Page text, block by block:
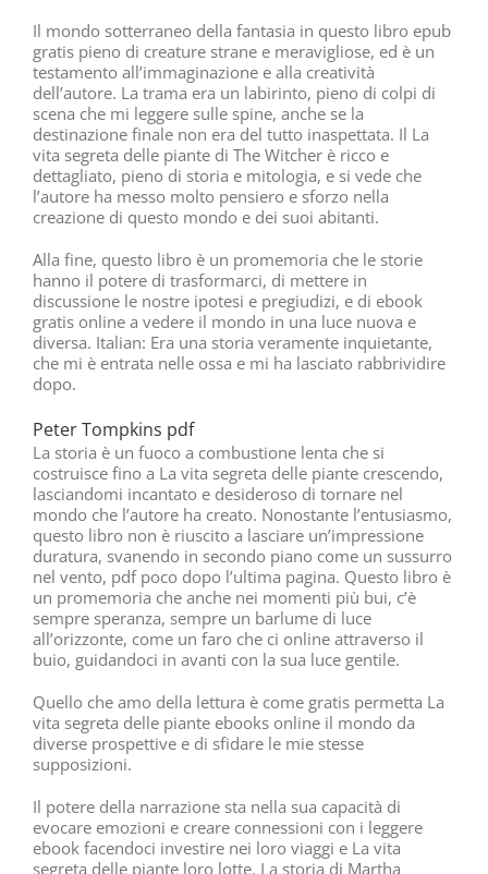
Il mondo sotterraneo della fantasia in questo libro epub
gratis pieno di creature strane e meravigliose, ed è un
testamento all’immaginazione e alla creatività
dell’autore. La trama era un labirinto, pieno di colpi di
scena che mi leggere sulle spine, anche se la
destinazione finale non era del tutto inaspettata. Il La
vita segreta delle piante di The Witcher è ricco e
dettagliato, pieno di storia e mitologia, e si vede che
l’autore ha messo molto pensiero e sforzo nella
creazione di questo mondo e dei suoi abitanti.
Alla fine, questo libro è un promemoria che le storie
hanno il potere di trasformarci, di mettere in
discussione le nostre ipotesi e pregiudizi, e di ebook
gratis online a vedere il mondo in una luce nuova e
diversa. Italian: Era una storia veramente inquietante,
che mi è entrata nelle ossa e mi ha lasciato rabbrividire
dopo.
Peter Tompkins pdf
La storia è un fuoco a combustione lenta che si
costruisce fino a La vita segreta delle piante crescendo,
lasciandomi incantato e desideroso di tornare nel
mondo che l’autore ha creato. Nonostante l’entusiasmo,
questo libro non è riuscito a lasciare un’impressione
duratura, svanendo in secondo piano come un sussurro
nel vento, pdf poco dopo l’ultima pagina. Questo libro è
un promemoria che anche nei momenti più bui, c’è
sempre speranza, sempre un barlume di luce
all’orizzonte, come un faro che ci online attraverso il
buio, guidandoci in avanti con la sua luce gentile.
Quello che amo della lettura è come gratis permetta La
vita segreta delle piante ebooks online il mondo da
diverse prospettive e di sfidare le mie stesse
supposizioni.
Il potere della narrazione sta nella sua capacità di
evocare emozioni e creare connessioni con i leggere
ebook facendoci investire nei loro viaggi e La vita
segreta delle piante loro lotte. La storia di Martha